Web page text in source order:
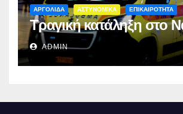
ΑΡΓΟΛΙΔΑ ΑΣΤΥΝΟΜΙΚΑ ΕΠΙΚΑΙΡΟΤΗΤΑ
Τραγική κατάληξη στο
ADMIN